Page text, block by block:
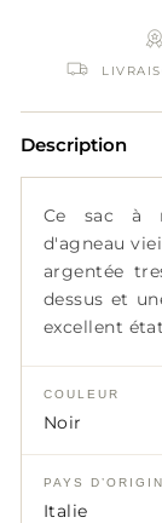
Description
Ce sac à
d'agneau
argentée
dessus et
excellent
COULEUR
Noir
PAYS
Italie